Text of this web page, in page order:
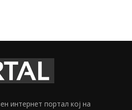
интернет портал кој на